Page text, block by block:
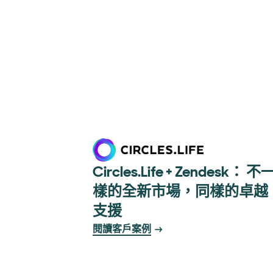
Circles.Life + Zendesk： 不
樣的全新市場，同樣的卓越
支援
閱讀客戶案例